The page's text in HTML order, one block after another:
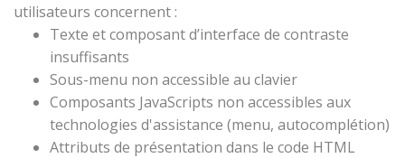
utilisateurs concernent :
Texte et composant d’interface de contraste
insuffisants
Sous-menu non accessible au clavier
Composants JavaScripts non accessibles aux
technologies d'assistance (menu, autocomplétion)
Attributs de présentation dans le code HTML